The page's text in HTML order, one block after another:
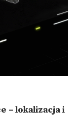
– lokalizacja i